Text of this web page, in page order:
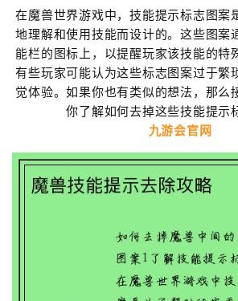
在魔兽世界游戏中，技能提示标志图案
地理解和使用技能而设计的。这些图案
能栏的图标上，以提醒玩家该技能的特
有些玩家可能认为这些标志图案过于繁
觉体验。如果你也有类似的想法，那么
你了解如何去掉这些技能提示
九游会官网